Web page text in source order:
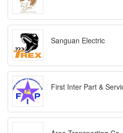
Sanguan Electric
First Inter Part &